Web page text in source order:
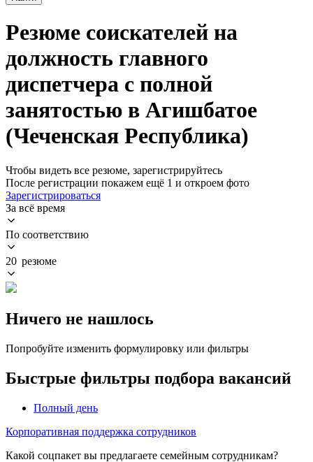
Резюме соискателей на
должность главного
диспетчера с полной
занятостью в Агишбатое
(Чеченская Республика)
Чтобы видеть все резюме, зарегистрируйтесь
После регистрации покажем ещё 1 и откроем фото
Зарегистрироваться
За всё время
По соответствию
20 резюме
Ничего не нашлось
Попробуйте изменить формулировку или фильтры
Быстрые фильтры подбора вакансий
Полный день
Корпоративная поддержка сотрудников
Какой соцпакет вы предлагаете семейным сотрудникам?